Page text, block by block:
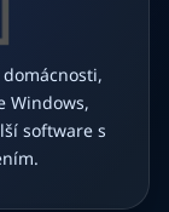
Windows,
software s